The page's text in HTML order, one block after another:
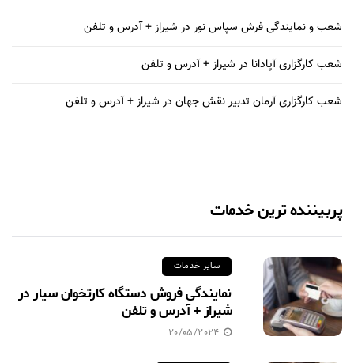
شعب و نمایندگی فرش سپاس نور در شیراز + آدرس و تلفن
شعب کارگزاری آپادانا در شیراز + آدرس و تلفن
شعب کارگزاری آرمان تدبیر نقش جهان در شیراز + آدرس و تلفن
پربیننده ترین خدمات
سایر خدمات
نمایندگی فروش دستگاه کارتخوان سیار در
شیراز + آدرس و تلفن
20/05/2024